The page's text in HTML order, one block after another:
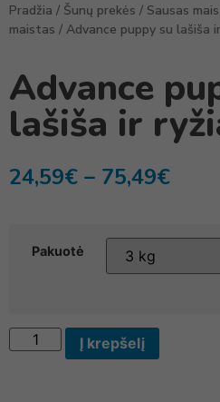
Pradžia / Šunų prekės / Sausas
maistas / Advance puppy su lašiša
Advance
lašiša ir
24,59€ – 75,49€
Pakuotė
Į krepšelį